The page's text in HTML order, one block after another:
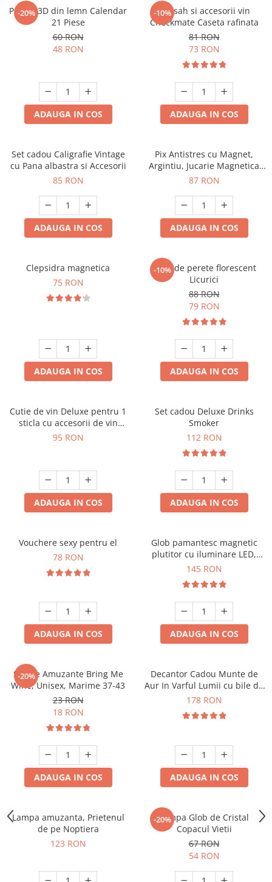
-20%
Puzzle 3D din lemn Calendar
21 Piese
60 RON
48 RON
ADAUGA IN COS
-10%
Set sah si accesorii vin
Checkmate Caseta rafinata
81 RON
73 RON
ADAUGA IN COS
Set cadou Caligrafie Vintage
cu Pana albastra si Accesorii
85 RON
ADAUGA IN COS
Pix Antistres cu Magnet,
Argintiu, Jucarie Magnetica
pentru Birou
87 RON
ADAUGA IN COS
Clepsidra magnetica
75 RON
ADAUGA IN COS
-10%
Ceas de perete florescent
Licurici
88 RON
79 RON
ADAUGA IN COS
Cutie de vin Deluxe pentru 1
sticla cu accesorii de vin
incluse interior oranj
95 RON
ADAUGA IN COS
Set cadou Deluxe Drinks
Smoker
112 RON
ADAUGA IN COS
Vouchere sexy pentru el
78 RON
ADAUGA IN COS
Glob pamantesc magnetic
plutitor cu iluminare LED,
Forma C
145 RON
ADAUGA IN COS
-20%
Sosete Amuzante Bring Me
Wine, Unisex, Marime 37-43
23 RON
18 RON
ADAUGA IN COS
Decantor Cadou Munte de
Aur In Varful Lumii cu bile de
curatare
178 RON
ADAUGA IN COS
Lampa amuzanta, Prietenul
de pe Noptiera
123 RON
-20%
Lampa Glob de Cristal
Copacul Vietii
67 RON
54 RON